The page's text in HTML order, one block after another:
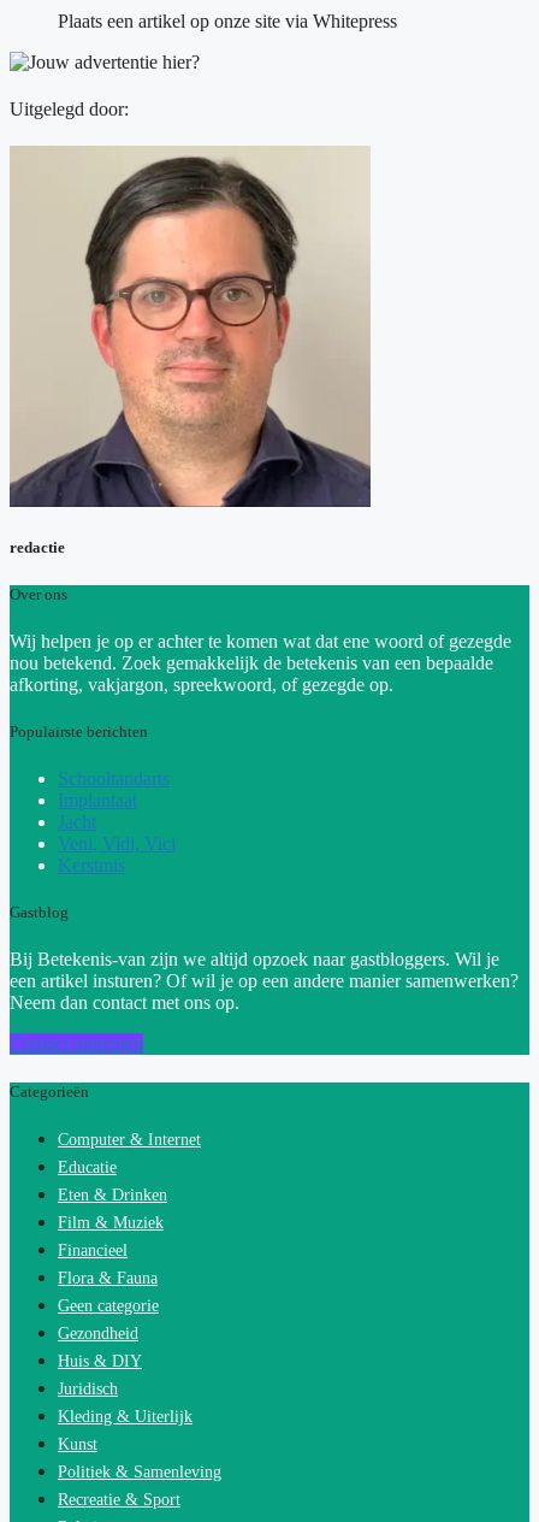
Plaats een artikel op onze site via Whitepress
Uitgelegd door:
redactie
Over ons
Wij helpen je op er achter te komen wat dat ene woord of gezegde
nou betekend. Zoek gemakkelijk de betekenis van een bepaalde
afkorting, vakjargon, spreekwoord, of gezegde op.
Populairste berichten
Schooltandarts
Implantaat
Jacht
Veni, Vidi, Vici
Kerstmis
Gastblog
Bij Betekenis-van zijn we altijd opzoek naar gastbloggers. Wil je
een artikel insturen? Of wil je op een andere manier samenwerken?
Neem dan contact met ons op.
Contact opnemen
Categorieën
Computer & Internet
Educatie
Eten & Drinken
Film & Muziek
Financieel
Flora & Fauna
Geen categorie
Gezondheid
Huis & DIY
Juridisch
Kleding & Uiterlijk
Kunst
Politiek & Samenleving
Recreatie & Sport